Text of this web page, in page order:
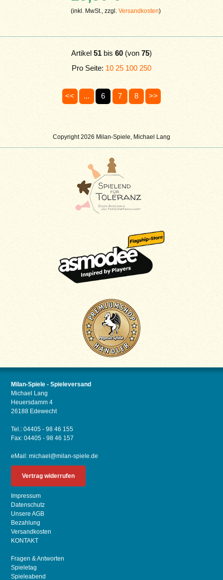
Copyright 2026 Milan-Spiele, Michael Lang
(inkl. MwSt., zzgl.Versandkosten)
Artikel 51 bis 60 (von 75)
Pro Seite: 10 25 100 250
<< ... 6 7 8 >>
Milan-Spiele - Spieleversand
Michael Lang
Heuersdamm 4
26188 Edewecht
Tel.: 04405 - 98 46 155
Fax: 04405 - 98 46 157
eMail:michael@milan-spiele.de
Vertrag widerrufen
Impressum
Datenschutz
Unsere AGB
Bezahlung
Versandkosten
KONTAKT
Fragen & Antworten
Spieletag
Spieleabend